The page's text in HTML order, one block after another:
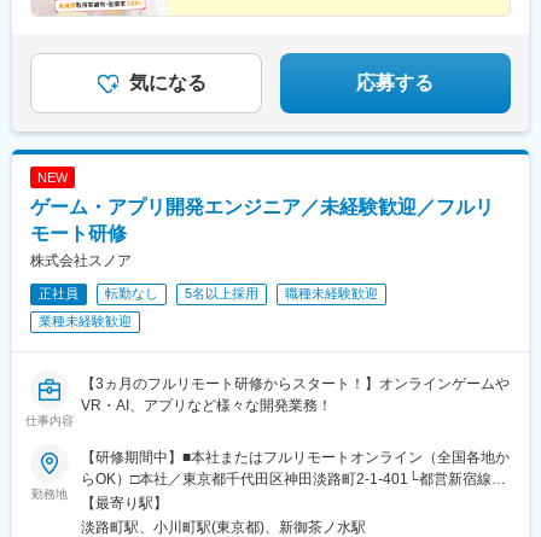
気になる 応募する
NEW
ゲーム・アプリ開発エンジニア／未経験歓迎／フルリ
モート研修
株式会社スノア
正社員 転勤なし 5名以上採用
職種未経験歓迎
業種未経験歓迎
仕事内容
【3ヵ月のフルリモート研修からスタート！】オンラインゲームや
VR・AI、アプリなど様々な開発業務！
勤務地
【研修期間中】■本社またはフルリモートオンライン（全国各地か
らOK）□本社／東京都千代田区神田淡路町2-1-401└都営新宿線
「小川町駅」より徒歩1分└東京メトロ丸ノ内線「淡路町駅」より
徒歩2分└東京メトロ千代田線「新御茶ノ水駅」より徒歩3【研修
【最寄り駅】
淡路町駅、小川町駅(東京都)、新御茶ノ水駅